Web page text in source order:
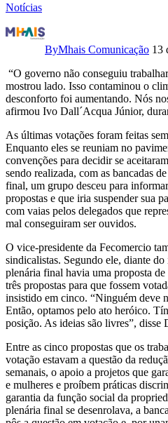
Notícias
Para
empregadores,
governo
mostrou
lado
em
conferência;
CUT
aponta
afronta
à
democracia
pela
bancada
patronal
ByMhais Comunicação 13
“O governo não conseguiu
mostrou lado. Isso contaminou o
desconforto foi aumentando. Nós
afirmou Ivo Dall´Acqua Júnior,
As últimas votações foram feitas
Enquanto eles se reuniam no
convenções para decidir se
sendo realizada, com as bancadas
final, um grupo desceu para
propostas e que iria suspender sua
com vaias pelos delegados que
mal conseguiram ser ouvidos.
O vice-presidente da Fecomercio
sindicalistas. Segundo ele, diante do
plenária final havia uma proposta de
três propostas para que fossem
insistido em cinco. “Ninguém deve
Então, optamos pelo ato heróico.
posição. As ideias são livres”, disse
Entre as cinco propostas que os
votação estavam a questão da
semanais, o apoio a projetos que
e mulheres e proíbem práticas
garantia da função social da
plenária final se desenrolava, a